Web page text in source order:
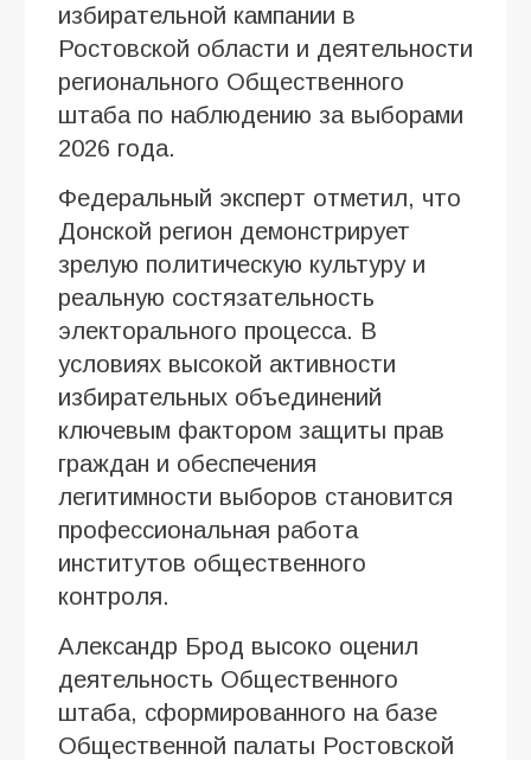
избирательной кампании в
Ростовской области и деятельности
регионального Общественного
штаба по наблюдению за выборами
2026 года.
Федеральный эксперт отметил, что
Донской регион демонстрирует
зрелую политическую культуру и
реальную состязательность
электорального процесса. В
условиях высокой активности
избирательных объединений
ключевым фактором защиты прав
граждан и обеспечения
легитимности выборов становится
профессиональная работа
институтов общественного
контроля.
Александр Брод высоко оценил
деятельность Общественного
штаба, сформированного на базе
Общественной палаты Ростовской